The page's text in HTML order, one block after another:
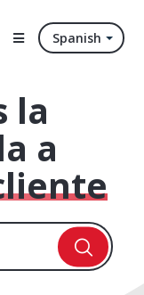
Spanish
la
a